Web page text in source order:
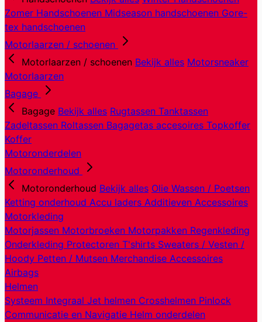
Zomer Handschoenen Midseason handschoenen Gore-
tex handschoenen
Motorlaarzen / schoenen
Motorlaarzen / schoenen Bekijk alles Motorsneaker
Motorlaarzen
Bagage
Bagage Bekijk alles Rugtassen Tanktassen
Zadeltassen Roltassen Bagagetas accesoires Topkoffer
Koffer
Motoronderdelen
Motoronderhoud
Motoronderhoud Bekijk alles Olie Wassen / Poetsen
Ketting onderhoud Accu laders Additieven Accessoires
Motorkleding
Motorjassen Motorbroeken Motorpakken Regenkleding
Onderkleding Protectoren T'shirts Sweaters / Vesten /
Hoody Petten / Mutsen Merchandise Accessoires
Airbags
Helmen
Systeem Integraal Jet helmen Crosshelmen Pinlock
Communicatie en Navigatie Helm onderdelen